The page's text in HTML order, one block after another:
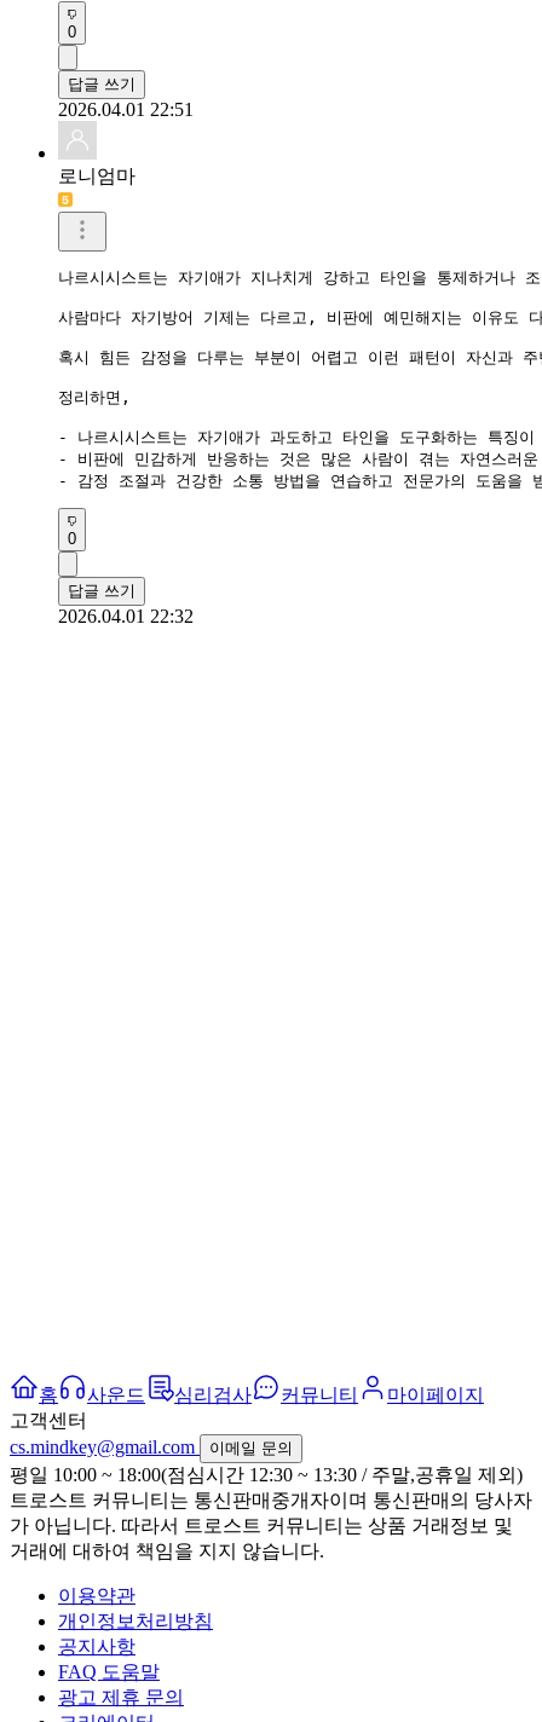
0
답글 쓰기
2026.04.01 22:51
로니엄마
나르시시스트는 자기애가 지나치게 강하고 타인을 통제하거
사람마다 자기방어 기제는 다르고, 비판에 예민해지는 이유
혹시 힘든 감정을 다루는 부분이 어렵고 이런 패턴이 자신과
정리하면,
- 나르시시스트는 자기애가 과도하고 타인을 도구화하는 특징
- 비판에 민감하게 반응하는 것은 많은 사람이 겪는 자연스러
- 감정 조절과 건강한 소통 방법을 연습하고 전문가의 도움을
0
답글 쓰기
2026.04.01 22:32
홈 사운드 심리검사 커뮤니티
마이페이지
고객센터
cs.mindkey@gmail.com
이메일 문의
평일 10:00 ~ 18:00(점심시간 12:30 ~ 13:30 / 주말,공휴일 제외)
트로스트 커뮤니티는 통신판매중개자이며 통신판매의 당사자
가 아닙니다. 따라서 트로스트 커뮤니티는 상품 거래정보 및
거래에 대하여 책임을 지지 않습니다.
이용약관
개인정보처리방침
공지사항
FAQ 도움말
광고 제휴 문의